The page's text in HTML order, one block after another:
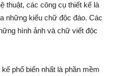
thuật, các công cụ thiết kế là
những kiểu chữ độc đáo. Các
hình ảnh và chữ viết độc
phổ biến nhất là phần mềm